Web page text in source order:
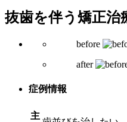
抜歯を伴う矯正治
before
after
症例情報
主